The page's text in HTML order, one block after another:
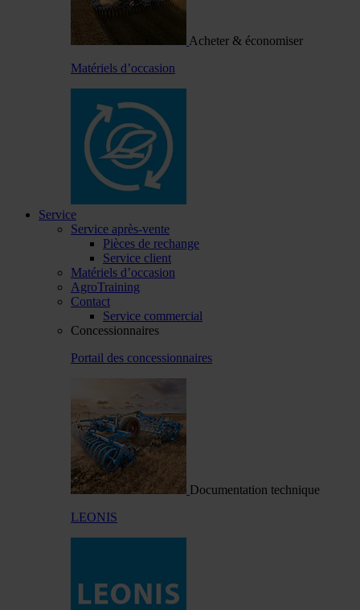
Acheter & économiser
Matériels d’occasion
Service
Service après-vente
Pièces de rechange
Service client
Matériels d’occasion
AgroTraining
Contact
Service commercial
Concessionnaires
Portail des concessionnaires
Documentation technique
LEONIS